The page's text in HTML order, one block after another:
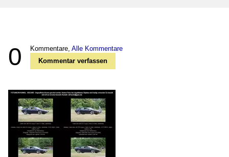
0 Kommentare, Alle Kommentare
Kommentar verfassen